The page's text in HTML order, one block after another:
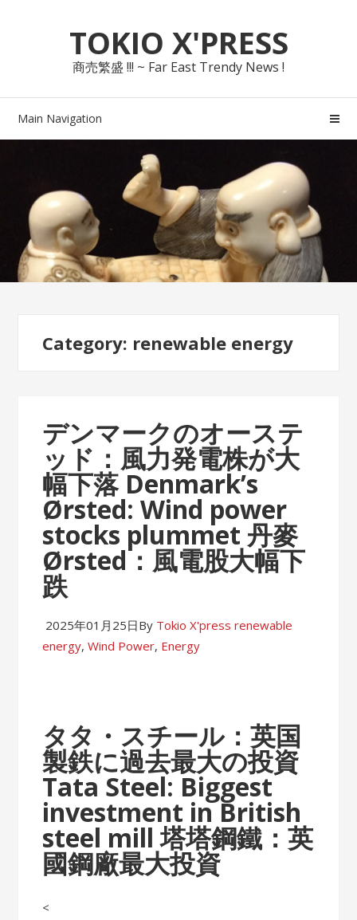
navigationTOKIO X'PRESS
商売繁盛 !!! ~ Far East Trendy News !
Main Navigation
Category: renewable energy
デンマークのオーステ
ッド：風力発電株が大
幅下落 Denmark’s
Ørsted: Wind power
stocks plummet 丹麥
Ørsted：風電股大幅下
跌
2025年01月25日By Tokio X'press renewable
energy,Wind Power, Energy
タタ・スチール：英国
製鉄に過去最大の投資
Tata Steel: Biggest
investment in British
steel mill 塔塔鋼鐵：英
國鋼廠最大投資
<